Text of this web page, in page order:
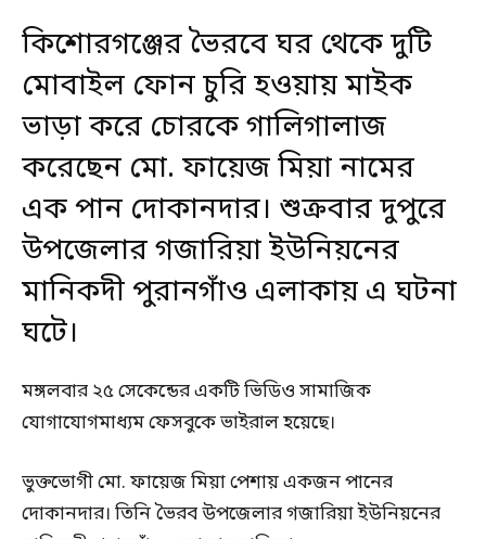
কিশোরগঞ্জের ভৈরবে ঘর থেকে দুটি
মোবাইল ফোন চুরি হওয়ায় মাইক
ভাড়া করে চোরকে গালিগালাজ
করেছেন মো. ফায়েজ মিয়া নামের
এক পান দোকানদার। শুক্রবার দুপুরে
উপজেলার গজারিয়া ইউনিয়নের
মানিকদী পুরানগাঁও এলাকায় এ ঘটনা
ঘটে।
মঙ্গলবার ২৫ সেকেন্ডের একটি ভিডিও সামাজিক
যোগাযোগমাধ্যম ফেসবুকে ভাইরাল হয়েছে।
ভুক্তভোগী মো. ফায়েজ মিয়া পেশায় একজন পানের
দোকানদার। তিনি ভৈরব উপজেলার গজারিয়া ইউনিয়নের